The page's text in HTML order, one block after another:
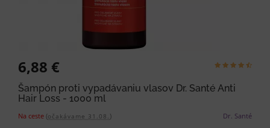
6,88 €
Šampón proti vypadávaniu vlasov Dr. Santé Anti
Hair Loss - 1000 ml
Dr. Santé
Na ceste (očakávame 31.08. )